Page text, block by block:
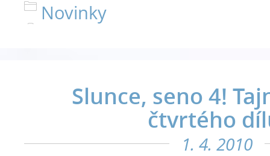
Novinky
Slunce, seno 4!
čtvrtého
1. 4. 2010